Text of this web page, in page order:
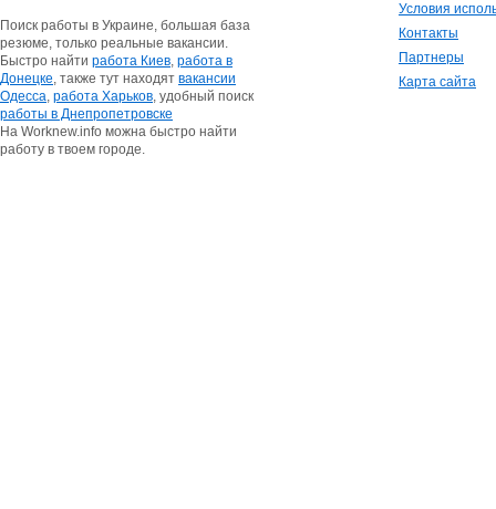
Поиск работы в Украине, большая база
резюме, только реальные вакансии.
Быстро найти работа Киев, работа в
Донецке, также тут находят вакансии
Одесса, работа Харьков, удобный поиск
работы в Днепропетровске
На Worknew.info можна быстро найти
работу в твоем городе.
Условия
Контакты
Партнеры
Карта сайта